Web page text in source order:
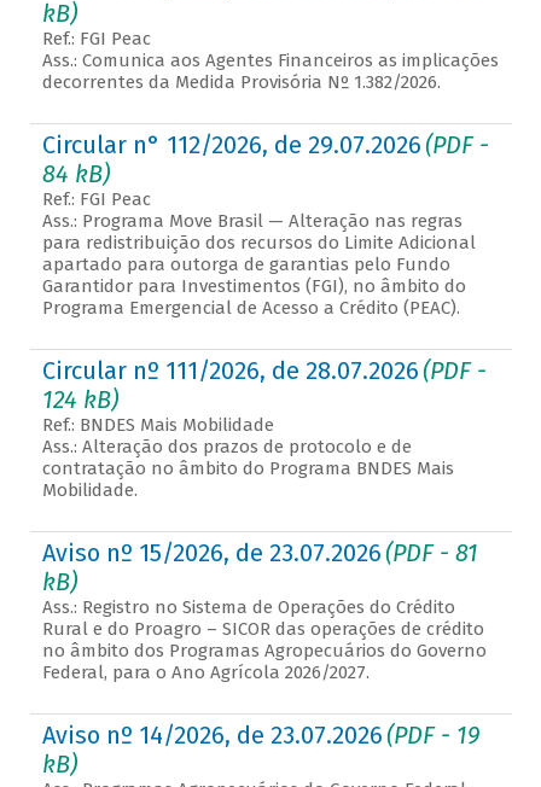
kB)
Ref.: FGI Peac
Ass.: Comunica aos Agentes Financeiros as implicações
decorrentes da Medida Provisória Nº 1.382/2026.
Circular n° 112/2026, de 29.07.2026(PDF -
84 kB)
Ref.: FGI Peac
Ass.: Programa Move Brasil — Alteração nas regras
para redistribuição dos recursos do Limite Adicional
apartado para outorga de garantias pelo Fundo
Garantidor para Investimentos (FGI), no âmbito do
Programa Emergencial de Acesso a Crédito (PEAC).
Circular nº 111/2026, de 28.07.2026(PDF -
124 kB)
Ref.: BNDES Mais Mobilidade
Ass.: Alteração dos prazos de protocolo e de
contratação no âmbito do Programa BNDES Mais
Mobilidade.
Aviso nº 15/2026, de 23.07.2026(PDF - 81
kB)
Ass.: Registro no Sistema de Operações do Crédito
Rural e do Proagro – SICOR das operações de crédito
no âmbito dos Programas Agropecuários do Governo
Federal, para o Ano Agrícola 2026/2027.
Aviso nº 14/2026, de 23.07.2026(PDF - 19
kB)